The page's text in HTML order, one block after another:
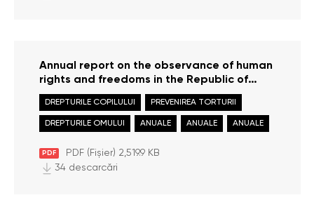
Annual report on the observance of human
rights and freedoms in the Republic of
Moldova in 2024
PDF PDF (Fișier) 2,519.9 KB
DREPTURILE COPILULUI PREVENIREA TORTURII
DREPTURILE OMULUI ANUALE ANUALE ANUALE
34 descarcări